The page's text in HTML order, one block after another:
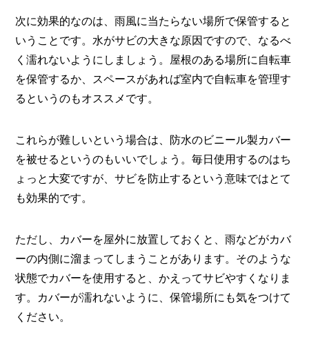
次に効果的なのは、雨風に当たらない場所で保管すると
いうことです。水がサビの大きな原因ですので、なるべ
く濡れないようにしましょう。屋根のある場所に自転車
を保管するか、スペースがあれば室内で自転車を管理す
るというのもオススメです。
これらが難しいという場合は、防水のビニール製カバー
を被せるというのもいいでしょう。毎日使用するのはち
ょっと大変ですが、サビを防止するという意味ではとて
も効果的です。
ただし、カバーを屋外に放置しておくと、雨などがカバ
ーの内側に溜まってしまうことがあります。そのような
状態でカバーを使用すると、かえってサビやすくなりま
す。カバーが濡れないように、保管場所にも気をつけて
ください。